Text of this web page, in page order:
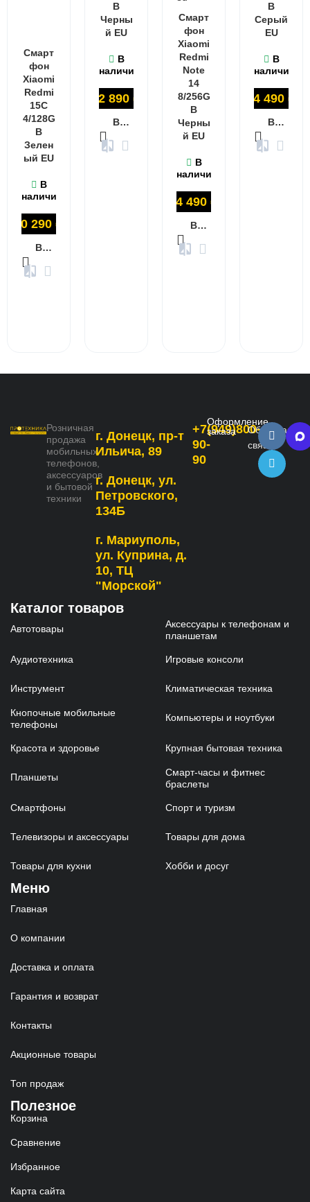
Смарт
фон
Xiaomi
Redmi
15C
4/128G
B
Зелен
ый EU
В
наличии
10 290 ₽
В КОРЗИНУ
B
Черны
й EU
В
наличии
12 890 ₽
В КОРЗИНУ
Смарт
фон
Xiaomi
Redmi
Note
14
8/256G
B
Черны
й EU
В
наличии
14 490 ₽
В КОРЗИНУ
B
Серый
EU
В
наличии
14 490 ₽
В КОРЗИНУ
Розничная
продажа
мобильных
телефонов,
аксессуаров
и бытовой
техники
г. Донецк, пр-т
Ильича, 89
г. Донецк, ул.
Петровского,
134Б
г. Мариуполь,
ул. Куприна, д.
10, ТЦ
"Морской"
+7(949)800-
90-
90
Оформление
заказа
Обратная
связь
Каталог товаров
Автотовары
Аксессуары к телефонам и
планшетам
Аудиотехника Игровые консоли
Инструмент Климатическая техника
Кнопочные мобильные
телефоны
Компьютеры и ноутбуки
Красота и здоровье Крупная бытовая техника
Планшеты
Смарт-часы и фитнес
браслеты
Смартфоны Спорт и туризм
Телевизоры и аксессуары Товары для дома
Товары для кухни Хобби и досуг
Меню
Главная
О компании
Доставка и оплата
Гарантия и возврат
Контакты
Акционные товары
Топ продаж
Полезное
Корзина
Сравнение
Избранное
Карта сайта